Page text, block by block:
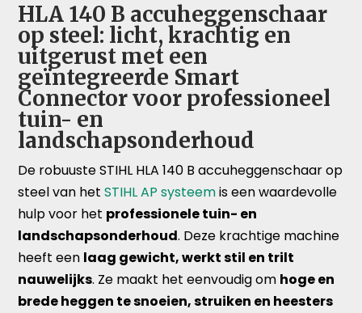
HLA 140 B accuheggenschaar
op steel: licht, krachtig en
uitgerust met een
geïntegreerde Smart
Connector voor professioneel
tuin- en
landschapsonderhoud
De robuuste STIHL HLA 140 B accuheggenschaar op
steel van hetSTIHL AP systeemis een waardevolle
hulp voor het professionele tuin- en
landschapsonderhoud. Deze krachtige machine
heeft een laag gewicht, werkt stil en trilt
nauwelijks. Ze maakt het eenvoudig om hoge en
brede heggen te snoeien, struiken en heesters